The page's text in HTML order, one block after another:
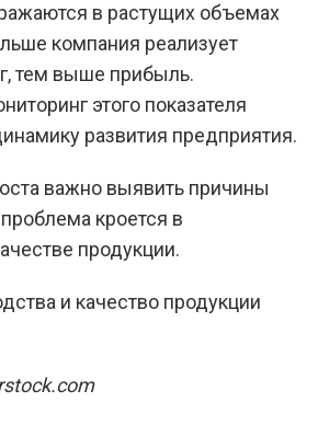
в растущих объемах
компания реализует
тем выше прибыль.
этого показателя
развития предприятия.
важно выявить причины
кроется в
продукции.